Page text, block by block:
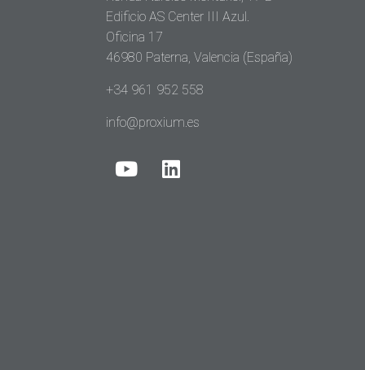
Edificio AS Center III Azul.
Oficina 17
46980 Paterna, Valencia (España)
+34 961 952 558
info@proxium.es